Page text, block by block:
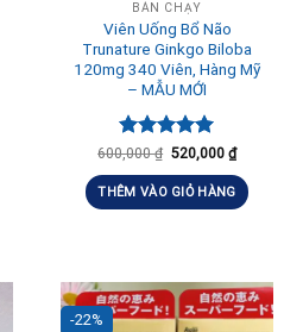
BÁN CHẠY
Viên Uống Bổ Não
Trunature Ginkgo Biloba
120mg 340 Viên, Hàng Mỹ
– MẪU MỚI
Được xếp
hạng5.00
5 sao
600,000₫ 520,000 ₫
THÊM VÀO GIỎ HÀNG
-22%